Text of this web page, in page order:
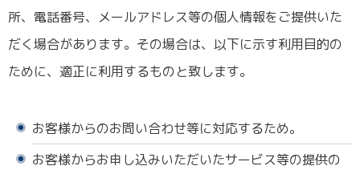
所、電話番号、メールアドレス等の個人情報をご提供いた
だく場合があります。その場合は、以下に示す利用目的の
ために、適正に利用するものと致します。
お客様からのお問い合わせ等に対応するため。
お客様からお申し込みいただいたサービス等の提供の